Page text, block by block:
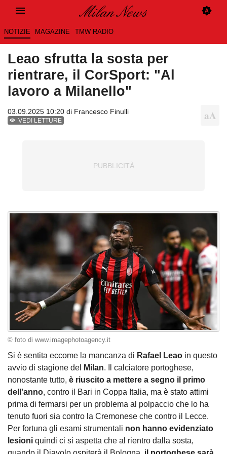
NOTIZIE MAGAZINE TMW RADIO
Leao sfrutta la sosta per
rientrare, il CorSport: "Al
lavoro a Milanello"
03.09.2025 10:20 di Francesco Finulli
VEDI LETTURE
© foto di www.imagephotoagency.it
Si è sentita eccome la mancanza di Rafael Leao in questo
avvio di stagione del
Milan. Il calciatore portoghese,
nonostante tutto, è riuscito a mettere a segno il primo
dell'anno, contro il Bari in Coppa Italia, ma è stato attimi
prima di fermarsi per un problema al polpaccio che lo ha
tenuto fuori sia contro la Cremonese che contro il Lecce.
Per fortuna gli esami strumentali non hanno evidenziato
lesioni quindi ci si aspetta che al rientro dalla sosta,